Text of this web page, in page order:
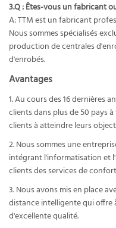
3.Q : Êtes-vous un fabricant
A: TTM est un fabricant
Nous sommes spécialisés
production de centrales
d'enrobés.
Avantages
1. Au cours des 16 dernières
clients dans plus de 50 pays
clients à atteindre leurs
2. Nous sommes une
intégrant l'informatisation et
clients des services de
3. Nous avons mis en place
distance intelligente qui offre
d'excellente qualité.